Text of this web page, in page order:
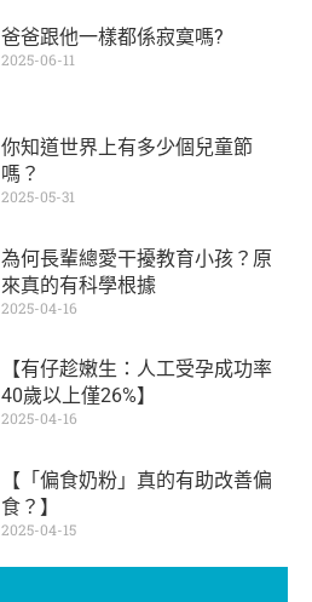
爸爸跟他一樣都係寂寞嗎?
2025-06-11
你知道世界上有多少個兒童節
嗎？
2025-05-31
為何長輩總愛干擾教育小孩？原
來真的有科學根據
2025-04-16
【有仔趁嫩生：人工受孕成功率
40歲以上僅26%】
2025-04-16
【「偏食奶粉」真的有助改善偏
食？】
2025-04-15